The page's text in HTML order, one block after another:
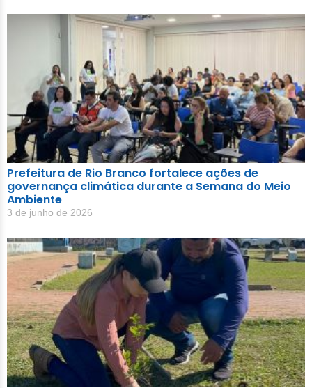
Prefeitura de Rio Branco fortalece ações de
governança climática durante a Semana do Meio
Ambiente
3 de junho de 2026